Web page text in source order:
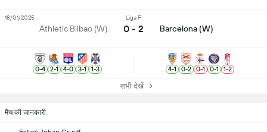
मैच की जानकारी
Athletic Bilbao (W)
Liga F
0 - 2 Barcelona (W)
18/01/2025
0-4 2-1 4-0 3-1 1-3 4-1 0-2 0-1 0-1 1-2
सभी देखें